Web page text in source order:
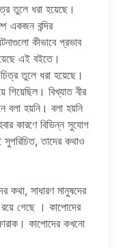
তুলে ধরা হয়েছে।
একজন বন্দির
কীভাবে প্রভাব
এই বইতে।
তুলে ধরা হয়েছে।
গিয়েছিল। বিখ্যাত বীর
বলা হয়নি। বলা হয়নি
কারণে বিভিন্ন সুযােগ
সুপরিচিত, তাদের কথাও
কথা, সাধারণ মানুষদের
গেছে । কাপােদের
কাপােদের কখনাে